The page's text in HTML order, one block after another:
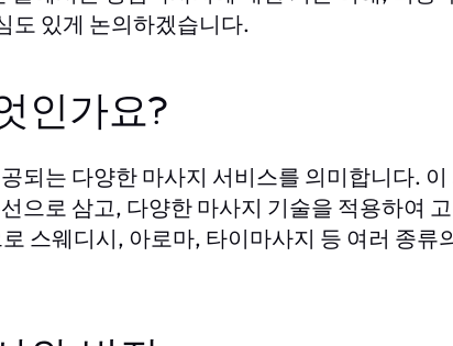
도 있게 논의하겠습니다.
인가요?
되는 다양한 마사지 서비스를 의미합니다.
으로 삼고, 다양한 마사지 기술을 적용하여
스웨디시, 아로마, 타이마사지 등 여러 종류